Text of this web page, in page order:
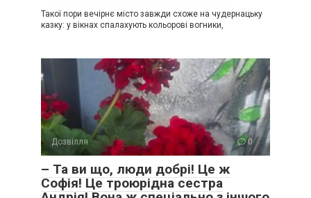
Такої пори вечірнє місто завжди схоже на чудернацьку
казку: у вікнах спалахують кольорові вогники,
Дозвілля 0
– Та ви що, люди добрі! Це ж
Софія! Це троюрідна сестра